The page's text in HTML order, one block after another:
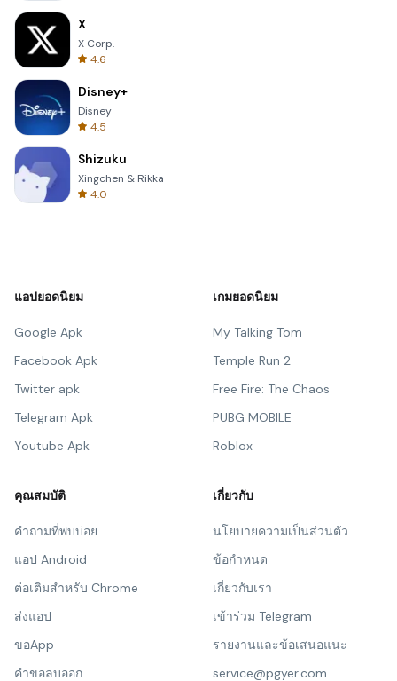
X
X Corp.
4.6
Disney+
Disney
4.5
Shizuku
Xingchen & Rikka
4.0
แอปยอดนิยม
Google Apk
Facebook Apk
Twitter apk
Telegram Apk
Youtube Apk
เกมยอดนิยม
My Talking Tom
Temple Run 2
Free Fire: The Chaos
PUBG MOBILE
Roblox
คุณสมบัติ
คำถามที่พบบ่อย
แอป Android
ต่อเติมสำหรับ Chrome
ส่งแอป
ขอApp
คำขอลบออก
เกี่ยวกับ
นโยบายความเป็นส่วนตัว
ข้อกำหนด
เกี่ยวกับเรา
เข้าร่วม Telegram
รายงานและข้อเสนอแนะ
service@pgyer.com